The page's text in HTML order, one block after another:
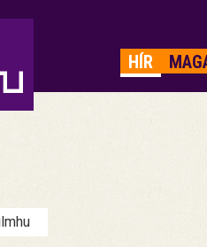
HÍR